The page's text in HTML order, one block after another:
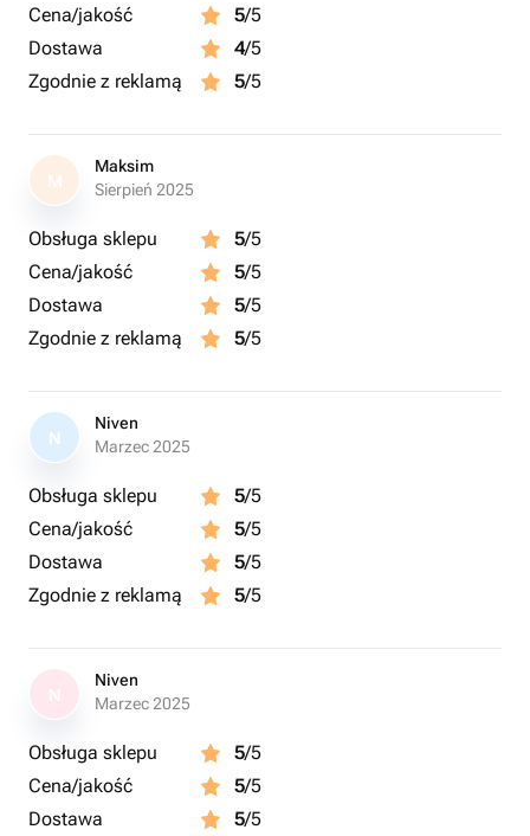
Cena/jakość
5/5
Dostawa
4/5
Zgodnie z reklamą
5/5
M
Maksim
Sierpień 2025
Obsługa sklepu 5/5
Cena/jakość
5/5
Dostawa
5/5
Zgodnie z reklamą
5/5
N
Niven
Marzec 2025
Obsługa sklepu 5/5
Cena/jakość
5/5
Dostawa
5/5
Zgodnie z reklamą
5/5
Niven
Marzec 2025
Obsługa sklepu 5/5
Cena/jakość
5/5
Dostawa
5/5